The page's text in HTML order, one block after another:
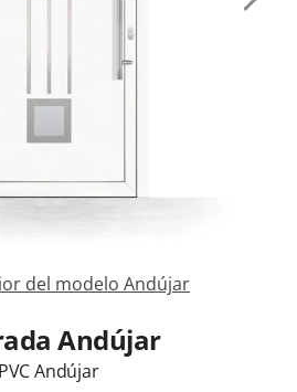
del modelo Andújar
Andújar
Andújar